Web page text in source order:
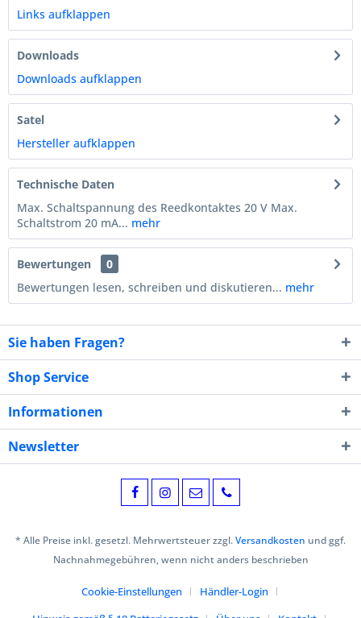
Links aufklappen
Downloads
Downloads aufklappen
Satel
Hersteller aufklappen
Technische Daten
Max. Schaltspannung des Reedkontaktes 20 V Max.
Schaltstrom 20 mA... mehr
Bewertungen
0
Bewertungen lesen, schreiben und diskutieren... mehr
Sie haben Fragen?
Shop Service
Informationen
Newsletter
* Alle Preise inkl. gesetzl. Mehrwertsteuer zzgl.Versandkosten und ggf.
Nachnahmegebühren, wenn nicht anders beschrieben
Cookie-Einstellungen
Händler-Login